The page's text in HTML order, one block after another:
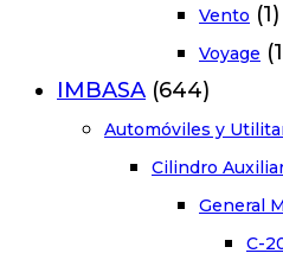
Vento (1)
Voyage
IMBASA (644)
Automóviles y
Cilindro
General
C-